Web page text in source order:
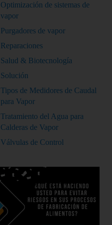
Optimización de sistemas de
vapor
Purgadores de vapor
Reparaciones
Salud & Biotecnología
Solución
Tipos de Medidores de Caudal
para Vapor
Tratamiento del Agua para
Calderas de Vapor
Válvulas de Control